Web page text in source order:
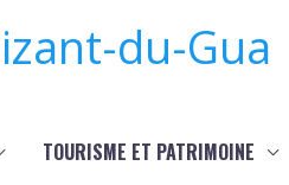
du-Gua
TOURISME ET PATRIMOINE